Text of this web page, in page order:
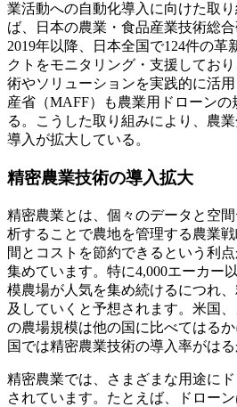
業活動への自動化導入に向けた取
ば、日本の農業・食品産業技術総
2019年以降、日本全国で124件の革
クトをモニタリング・支援してお
術やソリューションを実践的に活
産省（MAFF）も農業用ドローンの
る。こうした取り組みにより、農
導入が拡大している。
精密農業技術の導入拡大
精密農業とは、個々のデータと空
析することで農地を管理する農業
間とコストを節約できるという利
集めています。特に4,000エーカー
模農場が人気を集め続けるにつれ
及していくと予想されます。米国
の農場規模は他の国に比べてはる
国では精密農業技術の導入率がは
精密農業では、さまざまな用途に
されています。たとえば、ドロー